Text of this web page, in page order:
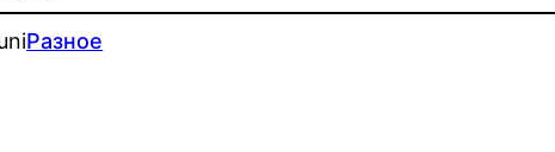
Разное